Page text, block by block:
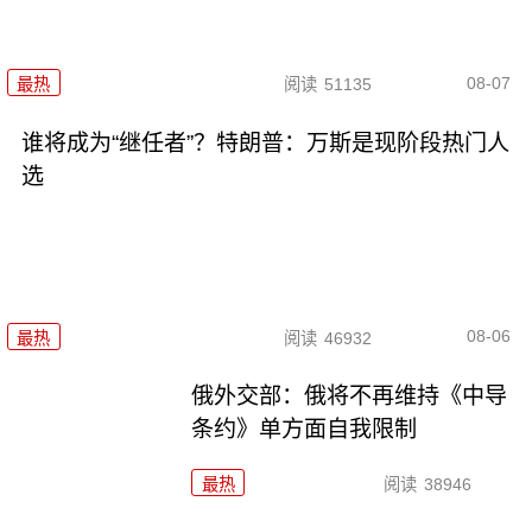
最热 阅读 51135 08-07
谁将成为“继任者”？特朗普：万斯是现阶段热门人
选
最热 阅读 46932 08-06
俄外交部：俄将不再维持《中导
条约》单方面自我限制
最热 阅读 38946